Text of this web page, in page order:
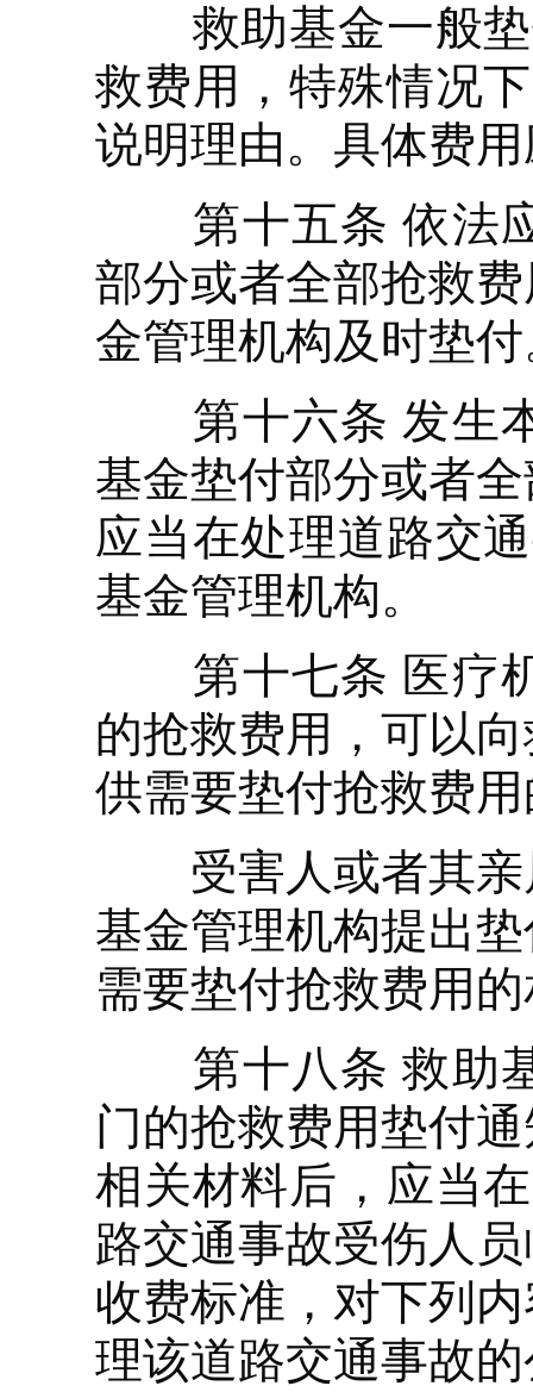
救助基金一般垫
救费用，特殊情况
说明理由。具体费
第十五条 依法应
部分或者全部抢救
金管理机构及时垫
第十六条 发生本
基金垫付部分或者
应当在处理道路交
基金管理机构。
第十七条 医疗机
的抢救费用，可以
供需要垫付抢救费
受害人或者其亲
基金管理机构提出
需要垫付抢救费用
第十八条 救助基
门的抢救费用垫付
相关材料后，应当
路交通事故受伤人
收费标准，对下列
理该道路交通事故